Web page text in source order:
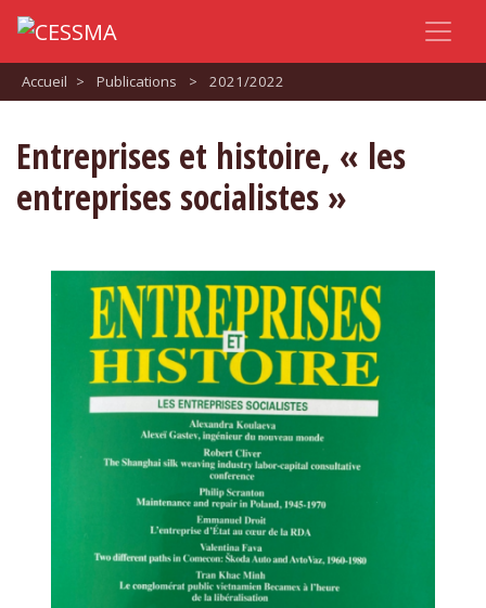
Accueil > Publications > 2021/2022
Entreprises et histoire, « les
entreprises socialistes »